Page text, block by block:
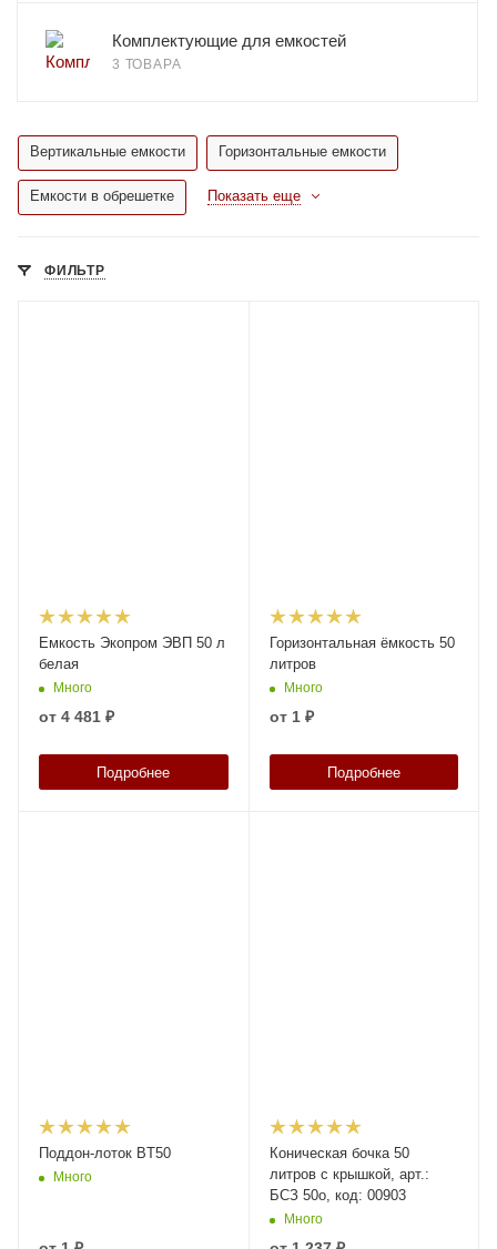
Комплектующие для емкостей
3 ТОВАРА
Вертикальные емкости Горизонтальные емкости
Емкости в обрешетке Показать еще
ФИЛЬТР
Емкость Экопром ЭВП 50 л
белая
Много
от 4 481 ₽
Подробнее
Горизонтальная ёмкость 50
литров
Много
от 1 ₽
Подробнее
Поддон-лоток BT50
Много
Коническая бочка 50
литров с крышкой, арт.:
БСЗ 50о, код: 00903
Много